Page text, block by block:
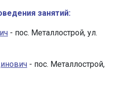
занятий:
- пос. Металлострой, ул.
- пос. Металлострой,